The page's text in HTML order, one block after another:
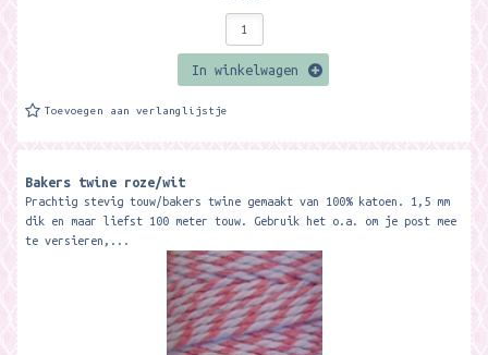
In winkelwagen
Toevoegen aan verlanglijstje
Bakers twine roze/wit
Prachtig stevig touw/bakers twine gemaakt van 100% katoen. 1,5 mm
dik en maar liefst 100 meter touw. Gebruik het o.a. om je post mee
te versieren,...